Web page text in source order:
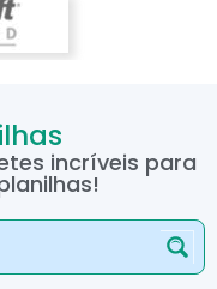
incríveis para